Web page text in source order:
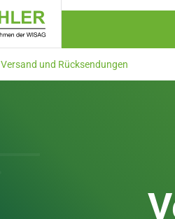
Versand und Rücksendungen